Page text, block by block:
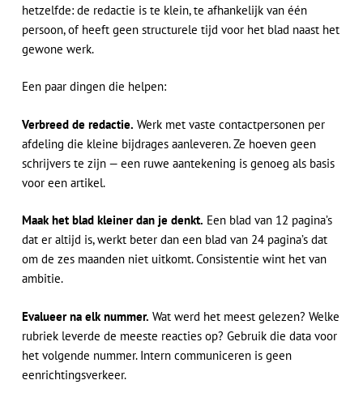
hetzelfde: de redactie is te klein, te afhankelijk van één
persoon, of heeft geen structurele tijd voor het blad naast het
gewone werk.
Een paar dingen die helpen:
Verbreed de redactie. Werk met vaste contactpersonen per
afdeling die kleine bijdrages aanleveren. Ze hoeven geen
schrijvers te zijn — een ruwe aantekening is genoeg als basis
voor een artikel.
Maak het blad kleiner dan je denkt. Een blad van 12 pagina’s
dat er altijd is, werkt beter dan een blad van 24 pagina’s dat
om de zes maanden niet uitkomt. Consistentie wint het van
ambitie.
Evalueer na elk nummer. Wat werd het meest gelezen? Welke
rubriek leverde de meeste reacties op? Gebruik die data voor
het volgende nummer. Intern communiceren is geen
eenrichtingsverkeer.